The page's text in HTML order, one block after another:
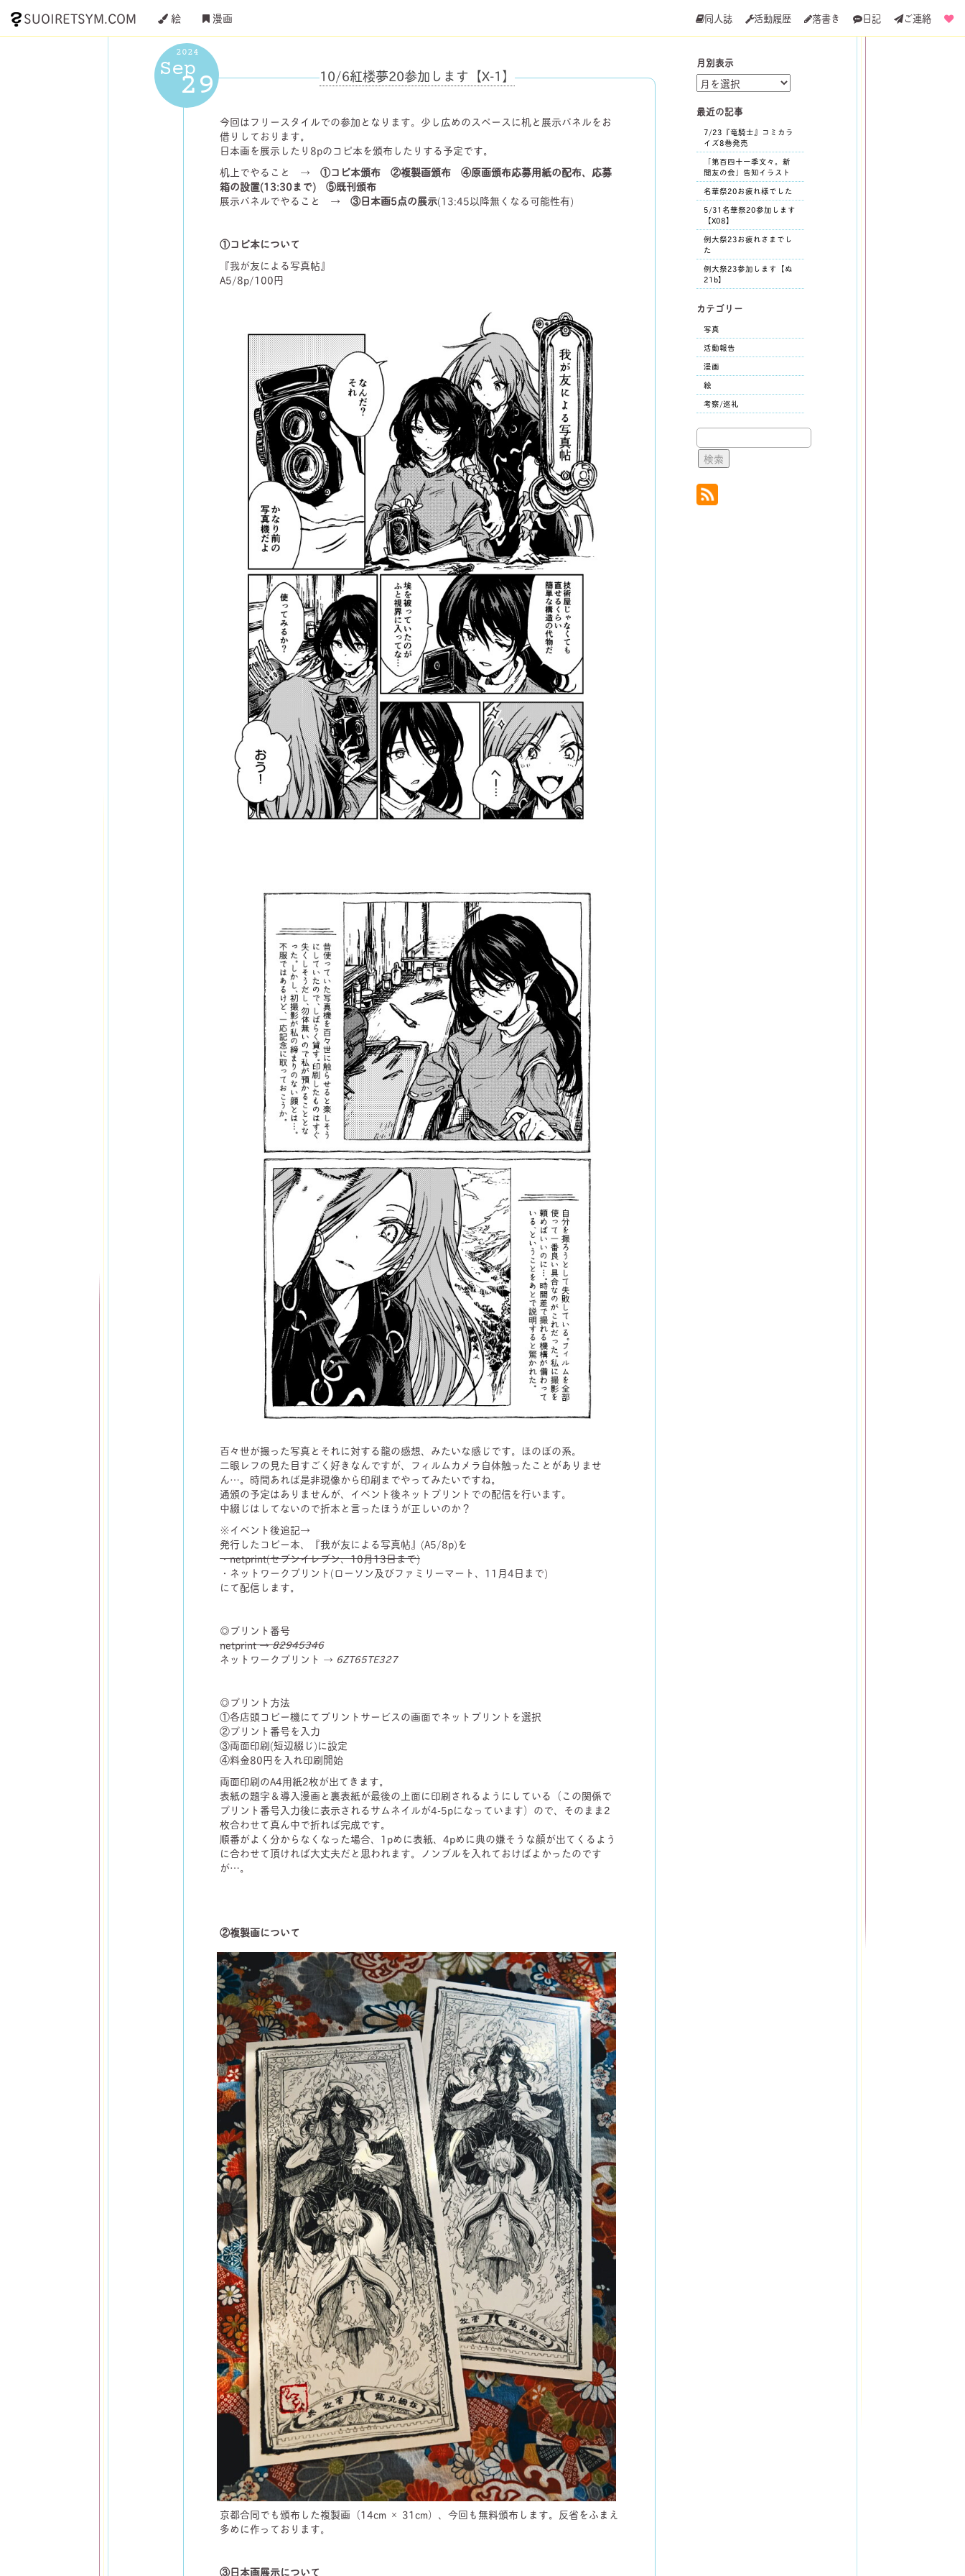
SUOIRETSYM.COM 絵 漫画 同人誌 活動履歴 落書き 日記 ご連絡
2024
Sep29 10/6紅楼夢20参加します【X-1】
今回はフリースタイルでの参加となります。少し広めのスペースに机と展示パネルをお
借りしております。
日本画を展示したり8pのコピ本を頒布したりする予定です。
机上でやること →①コピ本頒布 ②複製画頒布 ④原画頒布応募用紙の配布、応募
箱の設置(13:30まで) ⑤既刊頒布
展示パネルでやること →③日本画5点の展示(13:45以降無くなる可能性有)
①コピ本について
『我が友による写真帖』
A5/8p/100円
百々世が撮った写真とそれに対する龍の感想、みたいな感じです。ほのぼの系。
二眼レフの見た目すごく好きなんですが、フィルムカメラ自体触ったことがありませ
ん…。時間あれば是非現像から印刷までやってみたいですね。
通頒の予定はありませんが、イベント後ネットプリントでの配信を行います。
中綴じはしてないので折本と言ったほうが正しいのか？
※イベント後追記→
発行したコピー本、『我が友による写真帖』(A5/8p)を
・netprint(セブンイレブン、10月13日まで)
・ネットワークプリント(ローソン及びファミリーマート、11月4日まで)
にて配信します。
◎プリント番号
netprint →82945346
ネットワークプリント → 6ZT65TE327
◎プリント方法
①各店頭コピー機にてプリントサービスの画面でネットプリントを選択
②プリント番号を入力
③両面印刷(短辺綴じ)に設定
④料金80円を入れ印刷開始
両面印刷のA4用紙2枚が出てきます。
表紙の題字＆導入漫画と裏表紙が最後の上面に印刷されるようにしている（この関係で
プリント番号入力後に表示されるサムネイルが4-5pになっています）ので、そのまま2
枚合わせて真ん中で折れば完成です。
順番がよく分からなくなった場合、1pめに表紙、4pめに典の嫌そうな顔が出てくるよう
に合わせて頂ければ大丈夫だと思われます。ノンブルを入れておけばよかったのです
が…。
②複製画について
京都合同でも頒布した複製画（14cm × 31cm）、今回も無料頒布します。反省をふまえ
多めに作っております。
③日本画展示について
月別表示
月
別
表
最近の記事
7/23『竜騎士』コミカラ
イズ8巻発売
「第百四十一季文々。新
聞友の会」告知イラスト
名華祭20お疲れ様でした
5/31名華祭20参加します
【X08】
例大祭23お疲れさまでし
た
例大祭23参加します【ぬ
21b】
カテゴリー
写真
活動報告
漫画
絵
考察/巡礼
検
索: